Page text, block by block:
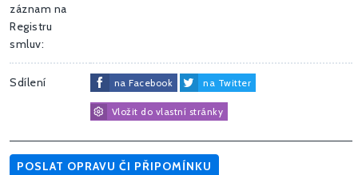
záznam na
Registru
smluv:
Sdílení na Facebook na Twitter
Vložit do vlastní stránky
POSLAT OPRAVU ČI PŘIPOMÍNKU